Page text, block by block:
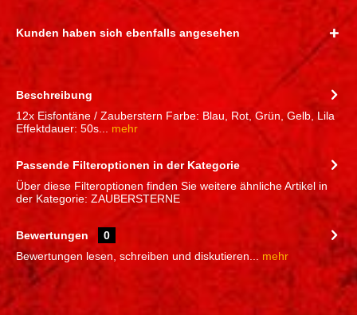
Kunden haben sich ebenfalls angesehen
Beschreibung
12x Eisfontäne / Zauberstern Farbe: Blau, Rot, Grün, Gelb, Lila
Effektdauer: 50s...
mehr
Passende Filteroptionen in der Kategorie
Über diese Filteroptionen finden Sie weitere ähnliche Artikel in
der Kategorie: ZAUBERSTERNE
Bewertungen
0
Bewertungen lesen, schreiben und diskutieren...
mehr